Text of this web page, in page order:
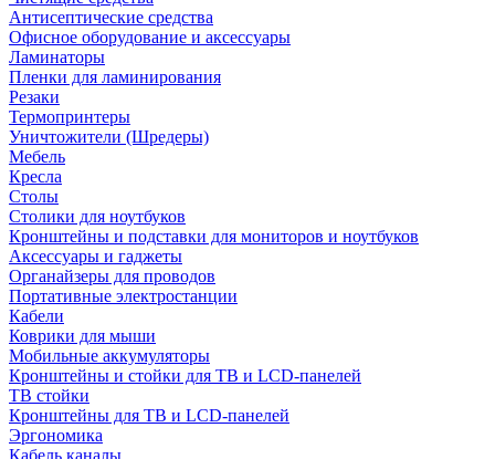
Антисептические средства
Офисное оборудование и аксессуары
Ламинаторы
Пленки для ламинирования
Резаки
Термопринтеры
Уничтожители (Шредеры)
Мебель
Кресла
Столы
Столики для ноутбуков
Кронштейны и подставки для мониторов и ноутбуков
Аксессуары и гаджеты
Органайзеры для проводов
Портативные электростанции
Кабели
Коврики для мыши
Мобильные аккумуляторы
Кронштейны и стойки для ТВ и LCD-панелей
ТВ стойки
Кронштейны для ТВ и LCD-панелей
Эргономика
Кабель каналы